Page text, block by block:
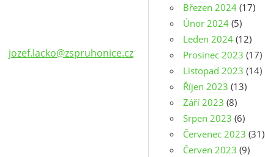
jozef.lacko@zspruhonice.cz
Březen 2024 (17)
Únor 2024 (5)
Leden 2024 (12)
Prosinec 2023 (17)
Listopad 2023 (14)
Říjen 2023 (13)
Září 2023 (8)
Srpen 2023 (6)
Červenec 2023 (31)
Červen 2023 (9)